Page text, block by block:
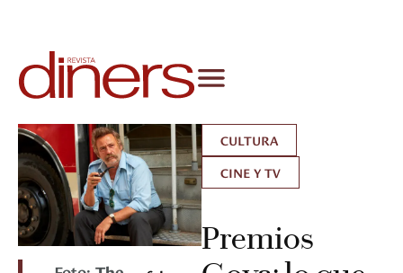
CULTURA
CINE Y TV
Premios